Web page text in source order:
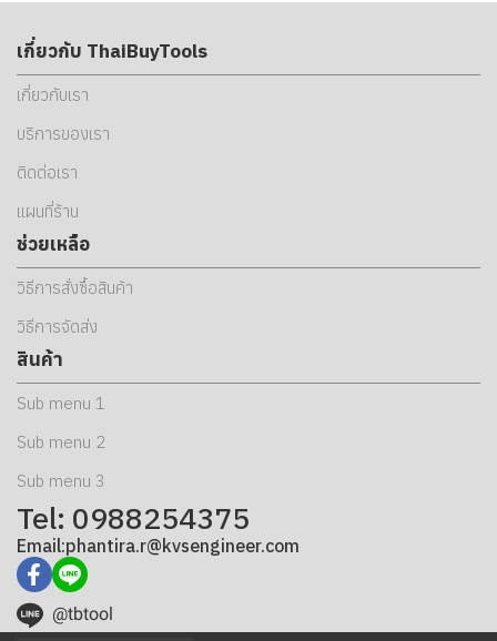
เกี่ยวกับ ThaiBuyTools
เกี่ยวกับเรา
บริการของเรา
ติดต่อเรา
แผนที่ร้าน
ช่วยเหลือ
วิธีการสั่งซื้อสินค้า
วิธีการจัดส่ง
สินค้า
Sub menu 1
Sub menu 2
Sub menu 3
Tel: 0988254375
Email:phantira.r@kvsengineer.com
@tbtool